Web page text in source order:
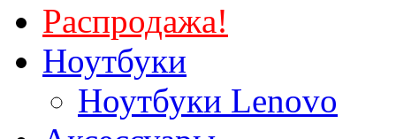
Распродажа!
Ноутбуки
Ноутбуки Lenovo